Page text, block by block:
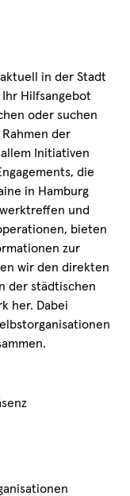
in der Stadt
Hilfsangebot
oder suchen
der
Initiativen
die
in Hamburg
und
bieten
zur
wir den direkten
der städtischen
her. Dabei